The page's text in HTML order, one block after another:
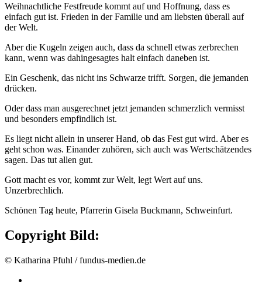
Weihnachtliche Festfreude kommt auf und Hoffnung, dass es
einfach gut ist. Frieden in der Familie und am liebsten überall auf
der Welt.
Aber die Kugeln zeigen auch, dass da schnell etwas zerbrechen
kann, wenn was dahingesagtes halt einfach daneben ist.
Ein Geschenk, das nicht ins Schwarze trifft. Sorgen, die jemanden
drücken.
Oder dass man ausgerechnet jetzt jemanden schmerzlich vermisst
und besonders empfindlich ist.
Es liegt nicht allein in unserer Hand, ob das Fest gut wird. Aber es
geht schon was. Einander zuhören, sich auch was Wertschätzendes
sagen. Das tut allen gut.
Gott macht es vor, kommt zur Welt, legt Wert auf uns.
Unzerbrechlich.
Schönen Tag heute, Pfarrerin Gisela Buckmann, Schweinfurt.
Copyright Bild:
© Katharina Pfuhl / fundus-medien.de